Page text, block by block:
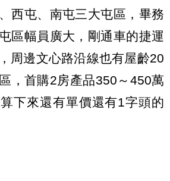
西屯、南屯三大屯區，畢務
區幅員廣大，剛通車的捷運
周邊文心路沿線也有屋齡20
，首購2房產品350～450萬
下來還有單價還有1字頭的